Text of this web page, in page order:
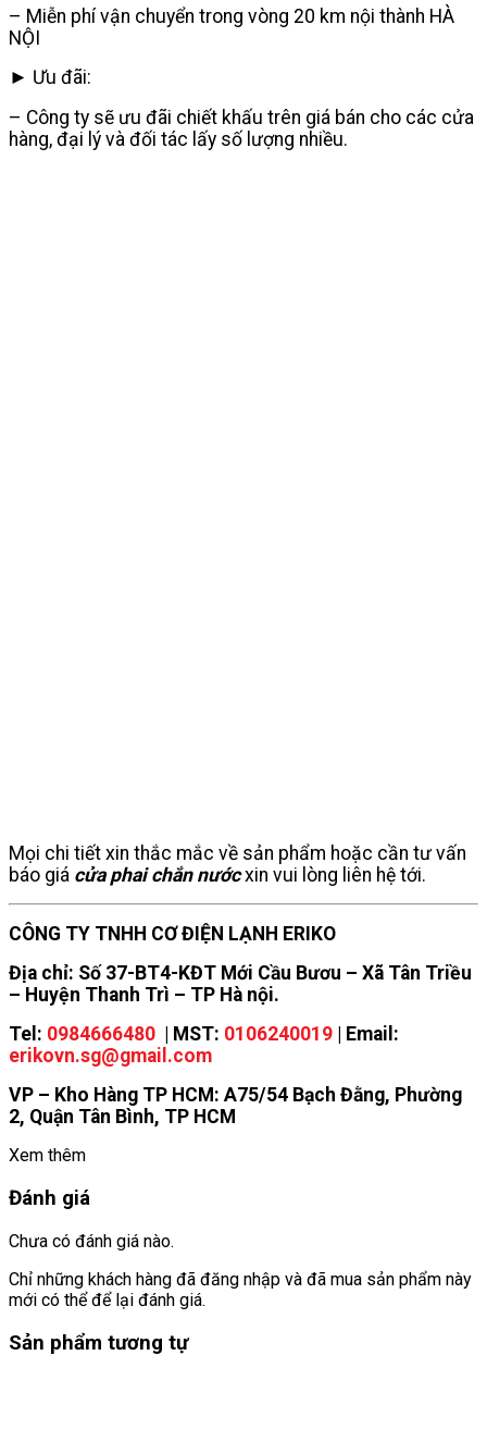
– Miễn phí vận chuyển trong vòng 20 km nội thành HÀ
NỘI
► Ưu đãi:
– Công ty sẽ ưu đãi chiết khấu trên giá bán cho các cửa
hàng, đại lý và đối tác lấy số lượng nhiều.
Mọi chi tiết xin thắc mắc về sản phẩm hoặc cần tư vấn
báo giá cửa phai chắn nướcxin vui lòng liên hệ tới.
CÔNG TY TNHH CƠ ĐIỆN LẠNH ERIKO
Địa chỉ: Số 37-BT4-KĐT Mới Cầu Bươu – Xã Tân Triều
– Huyện Thanh Trì – TP Hà nội.
Tel: 0984666480 | MST: 0106240019 | Email:
erikovn.sg@gmail.com
VP – Kho Hàng TP HCM: A75/54 Bạch Đằng, Phường
2, Quận Tân Bình, TP HCM
Xem thêm
Đánh giá
Chưa có đánh giá nào.
Chỉ những khách hàng đã đăng nhập và đã mua sản phẩm này
mới có thể để lại đánh giá.
Sản phẩm tương tự